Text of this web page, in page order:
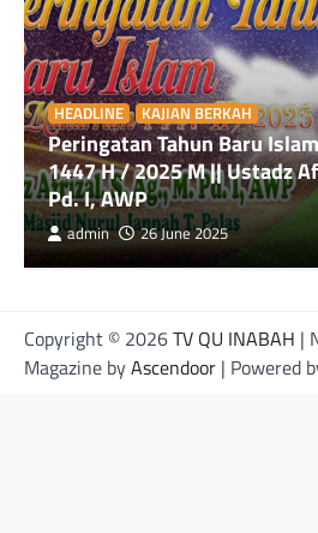
HEADLINE KAJIAN BERKAH
Peringatan Tahun Baru
1447 H / 2025 M || Ustadz
Pd. I, AWP
admin 26 June 2025
Copyright © 2026TV QU INABAH |
Magazine byAscendoor | Powered